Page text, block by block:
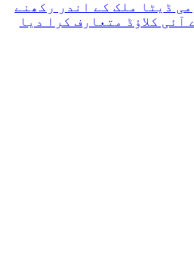
ڈیٹا ملک کے اندر رکھنے
آئی کلاؤڈ متعارف کرا دیا